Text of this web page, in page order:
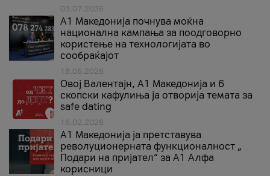
03.07.2026
A1 Македонија почнува моќна
национална кампања за поодговорно
користење на технологијата во
сообраќајот
18.05.2026
Овој Валентајн, A1 Македонија и 6
скопски кафулиња ја отворија темата за
safe dating
16.02.2026
А1 Македонија ја претставува
револуционерната функционалност „
Подари на пријател“ за А1 Алфа
корисници